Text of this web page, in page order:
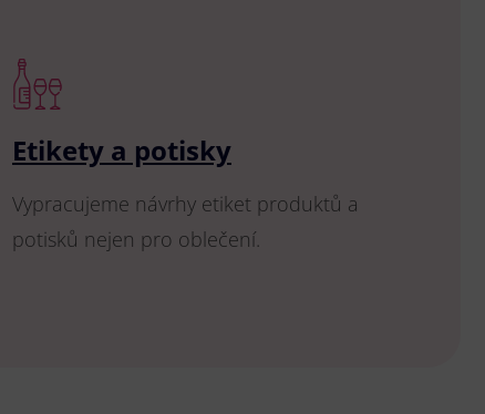
Etikety a potisky
Vypracujeme návrhy etiket produktů a
potisků nejen pro oblečení.